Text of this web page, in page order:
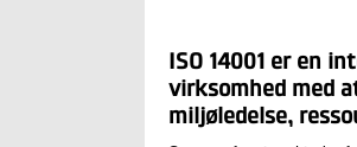
ISO 14001 er en
virksomhed med
miljøledelse,